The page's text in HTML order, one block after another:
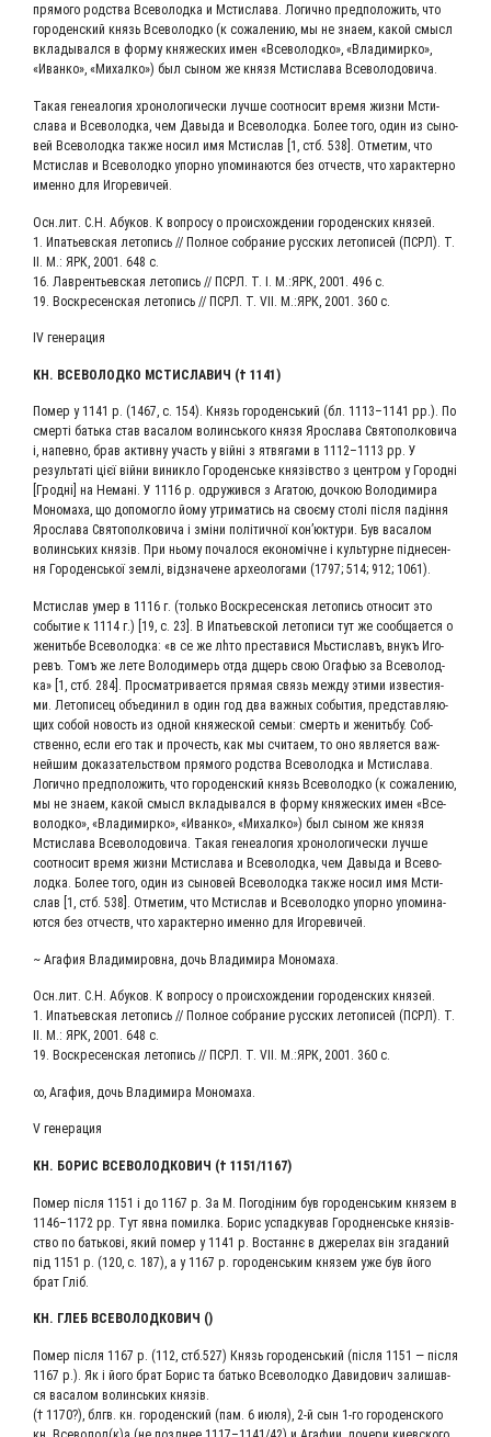
пря­мо­го род­ства Все­во­лод­ка и Мсти­сла­ва. Логич­но пред­по­ло­жить, что
горо­ден­ский князь Все­во­лод­ко (к сожа­ле­нию, мы не зна­ем, какой смысл
вкла­ды­вал­ся в фор­му кня­же­ских имен «Все­во­лод­ко», «Вла­ди­мир­ко»,
«Иван­ко», «Михал­ко») был сыном же кня­зя Мсти­сла­ва Всеволодовича.
Такая гене­а­ло­гия хро­но­ло­ги­че­ски луч­ше соот­но­сит вре­мя жиз­ни Мсти­
сла­ва и Все­во­лод­ка, чем Давы­да и Все­во­лод­ка. Более того, один из сыно­
вей Все­во­лод­ка так­же носил имя Мсти­слав [1, стб. 538]. Отме­тим, что
Мсти­слав и Все­во­лод­ко упор­но упо­ми­на­ют­ся без отчеств, что харак­тер­но
имен­но для Игоревичей.
Осн.лит. С.Н. Абу­ков. К вопро­су о про­ис­хож­де­нии горо­ден­ских князей.
1. Ипа­тьев­ская лето­пись // Пол­ное собра­ние рус­ских лето­пи­сей (ПСРЛ). Т.
II. М.: ЯРК, 2001. 648 с.
16. Лав­рен­тьев­ская лето­пись // ПСРЛ. Т. I. М.:ЯРК, 2001. 496 с.
19. Вос­кре­сен­ская лето­пись // ПСРЛ. Т. VII. М.:ЯРК, 2001. 360 с.
IV гене­ра­ция
КН. ВСЕ­ВО­ЛОД­КО МСТИ­СЛА­ВИЧ († 1141)
Помер у 1141 р. (1467, с. 154). Князь горо­денсь­кий (бл. 1113–1141 рр.). По
смер­ті бать­ка став васа­лом волинсь­ко­го кня­зя Яро­сла­ва Свя­то­пол­ко­ви­ча
і, напев­но, брав актив­ну участь у вій­ні з ятвя­га­ми в 1112–1113 рр. У
резуль­таті цієї вій­ни виник­ло Горо­денсь­ке князів­ство з цен­тром у Город­ні
[Грод­ні] на Немані. У 1116 р. одру­жи­вся з Ага­тою, доч­кою Воло­ди­ми­ра
Моно­ма­ха, що допо­мог­ло йому утри­ма­тись на своє­му столі піс­ля падін­ня
Яро­сла­ва Свя­то­пол­ко­ви­ча і змі­ни політич­ної кон’­юк­ту­ри. Був васа­лом
волинсь­ких князів. При ньо­му поча­ло­ся еко­но­мічне і куль­турне під­не­сен­
ня Горо­денсь­кої зем­лі, від­зна­чене архео­ло­га­ми (1797; 514; 912; 1061).
Мсти­слав умер в 1116 г. (толь­ко Вос­кре­сен­ская лето­пись отно­сит это
собы­тие к 1114 г.) [19, с. 23]. В Ипа­тьев­ской лето­пи­си тут же сооб­ща­ет­ся о
женить­бе Все­во­лод­ка: «в се же лhто пре­ста­ви­ся Мьсти­славъ, внукъ Иго­
ревъ. Томъ же лете Воло­ди­мерь отда дщерь свою Ога­фью за Все­во­лод­
ка» [1, стб. 284]. Про­смат­ри­ва­ет­ся пря­мая связь меж­ду эти­ми изве­сти­я­
ми. Лето­пи­сец объ­еди­нил в один год два важ­ных собы­тия, пред­став­ля­ю­
щих собой новость из одной кня­же­ской семьи: смерть и женить­бу. Соб­
ствен­но, если его так и про­честь, как мы счи­та­ем, то оно явля­ет­ся важ­
ней­шим дока­за­тель­ством пря­мо­го род­ства Все­во­лод­ка и Мсти­сла­ва.
Логич­но пред­по­ло­жить, что горо­ден­ский князь Все­во­лод­ко (к сожа­ле­нию,
мы не зна­ем, какой смысл вкла­ды­вал­ся в фор­му кня­же­ских имен «Все­
во­лод­ко», «Вла­ди­мир­ко», «Иван­ко», «Михал­ко») был сыном же кня­зя
Мсти­сла­ва Все­во­ло­до­ви­ча. Такая гене­а­ло­гия хро­но­ло­ги­че­ски луч­ше
соот­но­сит вре­мя жиз­ни Мсти­сла­ва и Все­во­лод­ка, чем Давы­да и Все­во­
лод­ка. Более того, один из сыно­вей Все­во­лод­ка так­же носил имя Мсти­
слав [1, стб. 538]. Отме­тим, что Мсти­слав и Все­во­лод­ко упор­но упо­ми­на­
ют­ся без отчеств, что харак­тер­но имен­но для Игоревичей.
~ Ага­фия Вла­ди­ми­ров­на, дочь Вла­ди­ми­ра Мономаха.
Осн.лит. С.Н. Абу­ков. К вопро­су о про­ис­хож­де­нии горо­ден­ских князей.
1. Ипа­тьев­ская лето­пись // Пол­ное собра­ние рус­ских лето­пи­сей (ПСРЛ). Т.
II. М.: ЯРК, 2001. 648 с.
19. Вос­кре­сен­ская лето­пись // ПСРЛ. Т. VII. М.:ЯРК, 2001. 360 с.
∞, Ага­фия, дочь Вла­ди­ми­ра Мономаха.
V гене­ра­ция
КН. БОРИС ВСЕ­ВО­ЛОД­КО­ВИЧ († 1151/1167)
Помер піс­ля 1151 і до 1167 р. За М. Погоді­ним був горо­денсь­ким кня­зем в
1146–1172 рр. Тут явна помил­ка. Борис успад­ку­вав Город­ненсь­ке князів­
ство по бать­ко­ві, який помер у 1141 р. Востан­нє в дже­ре­лах він зга­да­ний
під 1151 р. (120, с. 187), а у 1167 р. горо­денсь­ким кня­зем уже був його
брат Гліб.
КН. ГЛЕБ ВСЕВОЛОДКОВИЧ ()
Помер піс­ля 1167 р. (112, стб.527) Князь горо­денсь­кий (піс­ля 1151 — піс­ля
1167 р.). Як і його брат Борис та бать­ко Все­во­лод­ко Дави­до­вич зали­шав­
ся васа­лом волинсь­ких князів.
(† 1170?), блгв. кн. горо­ден­ский (пам. 6 июля), 2‑й сын 1‑го горо­ден­ско­го